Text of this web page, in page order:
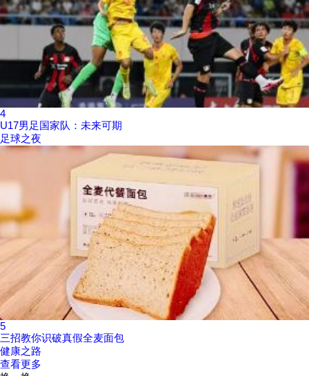
4
U17男足国家队：未来可期
足球之夜
5
三招教你识破真假全麦面包
健康之路
查看更多